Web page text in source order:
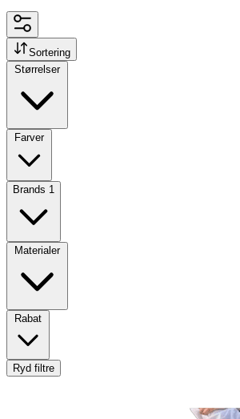
Sortering
Størrelser
Farver
Brands 1
Materialer
Rabat
Ryd filtre